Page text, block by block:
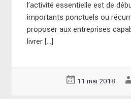
l’activité essentielle est de
importants ponctuels ou
proposer aux entreprises
livrer […]
11 mai 2018